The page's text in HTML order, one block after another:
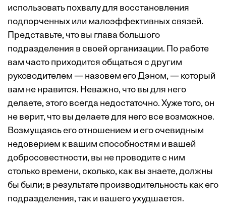
использовать похвалу для восстановления
подпорченных или малоэффективных связей.
Представьте, что вы глава большого
подразделения в своей организации. По работе
вам часто приходится общаться с другим
руководителем — назовем его Дэном, — который
вам не нравится. Неважно, что вы для него
делаете, этого всегда недостаточно. Хуже того, он
не верит, что вы делаете для него все возможное.
Возмущаясь его отношением и его очевидным
недоверием к вашим способностям и вашей
добросовестности, вы не проводите с ним
столько времени, сколько, как вы знаете, должны
бы были; в результате производительность как его
подразделения, так и вашего ухудшается.